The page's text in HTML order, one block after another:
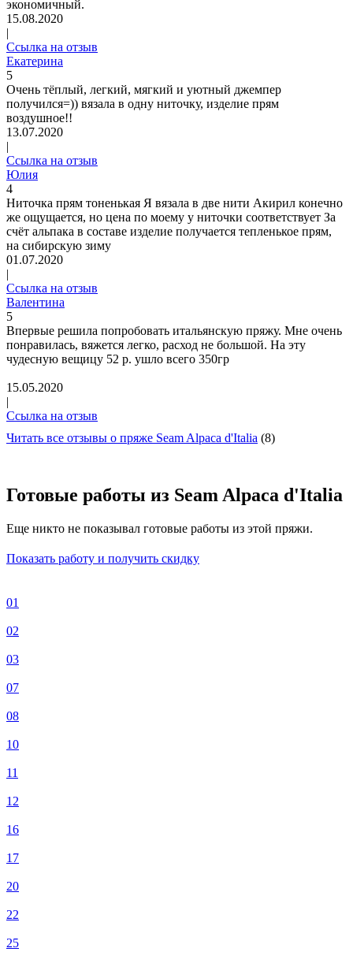
экономичный.
15.08.2020
|
Ссылка на отзыв
Екатерина
5
Очень тёплый, легкий, мягкий и уютный джемпер
получился=)) вязала в одну ниточку, изделие прям
воздушное!!
13.07.2020
|
Ссылка на отзыв
Юлия
4
Ниточка прям тоненькая Я вязала в две нити Акирил конечно
же ощущается, но цена по моему у ниточки соответствует За
счёт альпака в составе изделие получается тепленькое прям,
на сибирскую зиму
01.07.2020
|
Ссылка на отзыв
Валентина
5
Впервые решила попробовать итальянскую пряжу. Мне очень
понравилась, вяжется легко, расход не большой. На эту
чудесную вещицу 52 р. ушло всего 350гр
15.05.2020
|
Ссылка на отзыв
Читать все отзывы о пряже Seam Alpaca d'Italia (8)
Готовые работы из Seam Alpaca d'Italia
Еще никто не показывал готовые работы из этой пряжи.
Показать работу и получить скидку
01
02
03
07
08
10
11
12
16
17
20
22
25